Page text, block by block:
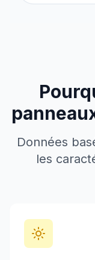
Données
les